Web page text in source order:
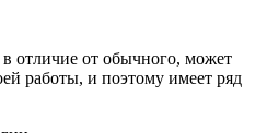
отличие от обычного, может
работы, и поэтому имеет ряд